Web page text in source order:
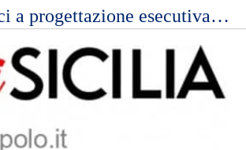
a progettazione esecutiva…